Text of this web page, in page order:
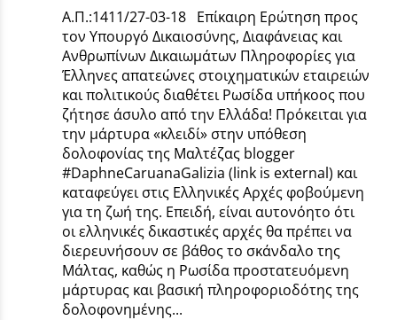
Α.Π.:1411/27-03-18 Επίκαιρη Ερώτηση προς
τον Υπουργό Δικαιοσύνης, Διαφάνειας και
Ανθρωπίνων Δικαιωμάτων Πληροφορίες για
Έλληνες απατεώνες στοιχηματικών εταιρειών
και πολιτικούς διαθέτει Ρωσίδα υπήκοος που
ζήτησε άσυλο από την Ελλάδα! Πρόκειται για
την μάρτυρα «κλειδί» στην υπόθεση
δολοφονίας της Μαλτέζας blogger
#DaphneCaruanaGalizia (link is external) και
καταφεύγει στις Ελληνικές Αρχές φοβούμενη
για τη ζωή της. Επειδή, είναι αυτονόητο ότι
οι ελληνικές δικαστικές αρχές θα πρέπει να
διερευνήσουν σε βάθος το σκάνδαλο της
Μάλτας, καθώς η Ρωσίδα προστατευόμενη
μάρτυρας και βασική πληροφοριοδότης της
δολοφονημένης...